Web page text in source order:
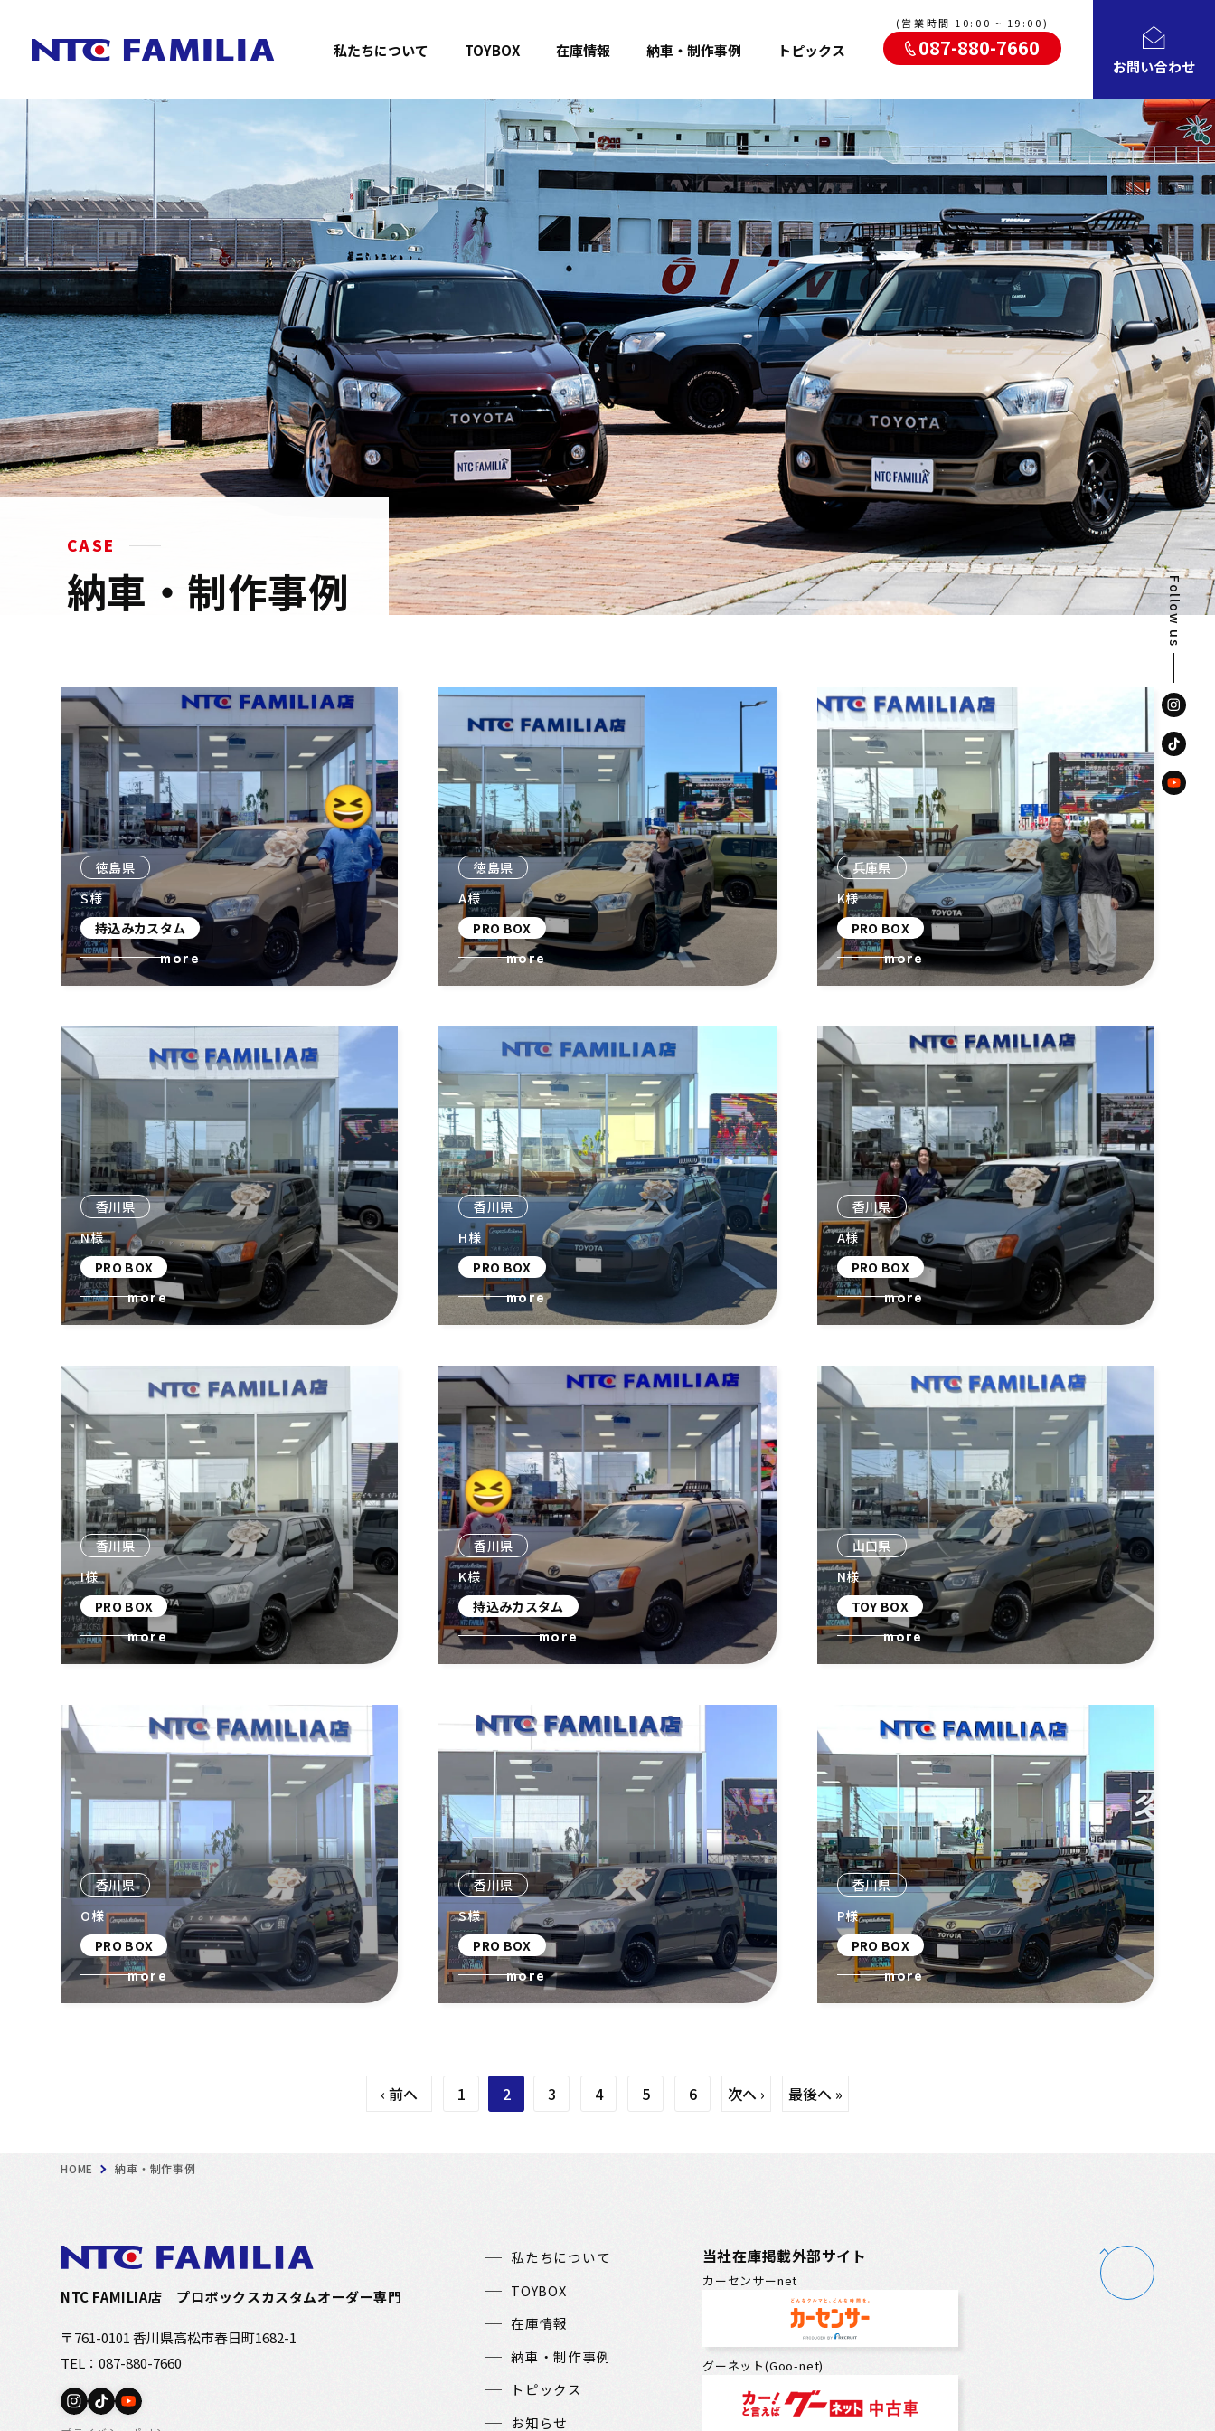
Follow us
私たちについて TOYBOX 在庫情報 納車・制作事例 トピックス
(営業時間 10:00 ~ 19:00)
087-880-7660
お問い合わせ
CASE
納車・制作事例
徳島県
S様
持込みカスタム
more
徳島県
A様
PRO BOX
more
兵庫県
K様
PRO BOX
more
香川県
N様
PRO BOX
more
香川県
H様
PRO BOX
more
香川県
A様
PRO BOX
more
香川県
I様
PRO BOX
more
香川県
K様
持込みカスタム
more
山口県
N様
TOY BOX
more
香川県
O様
PRO BOX
more
香川県
S様
PRO BOX
more
香川県
P様
PRO BOX
more
‹ 前へ 1 2 3 4 5 6 次へ › 最後へ »
HOME 納車・制作事例
NTC FAMILIA店 プロボックスカスタムオーダー専門
〒761-0101 香川県高松市春日町1682-1
TEL：087-880-7660
私たちについて
TOYBOX
在庫情報
納車・制作事例
トピックス
お知らせ
当社在庫掲載外部サイト
カーセンサーnet
グーネット(Goo-net)